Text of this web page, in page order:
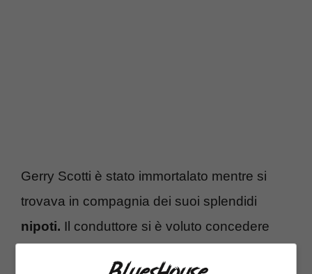
Gerry Scotti è stato immortalato mentre si
trovava in compagnia dei suoi splendidi
nipoti. Il conduttore si è voluto concedere